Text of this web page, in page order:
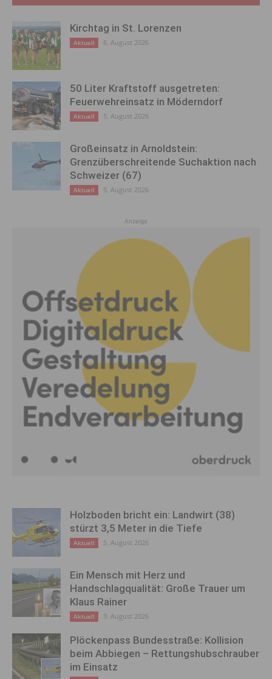
Kirchtag in St. Lorenzen
Aktuell 6. August 2026
50 Liter Kraftstoff ausgetreten:
Feuerwehreinsatz in Möderndorf
Aktuell 5. August 2026
Großeinsatz in Arnoldstein:
Grenzüberschreitende Suchaktion nach
Schweizer (67)
Aktuell 5. August 2026
Anzeige
Holzboden bricht ein: Landwirt (38)
stürzt 3,5 Meter in die Tiefe
Aktuell 5. August 2026
Ein Mensch mit Herz und
Handschlagqualität: Große Trauer um
Klaus Rainer
Aktuell 3. August 2026
Plöckenpass Bundesstraße: Kollision
beim Abbiegen – Rettungshubschrauber
im Einsatz